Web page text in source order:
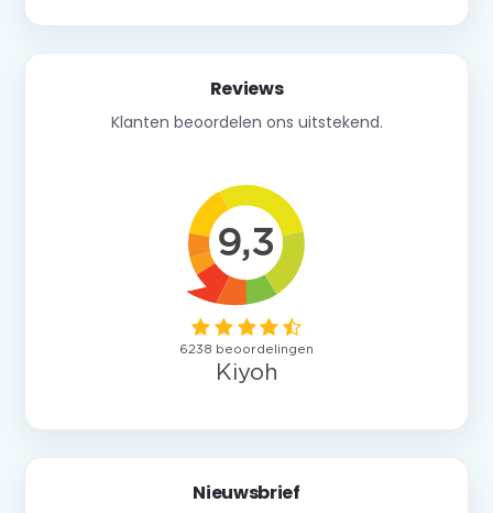
Reviews
Klanten beoordelen ons uitstekend.
Nieuwsbrief